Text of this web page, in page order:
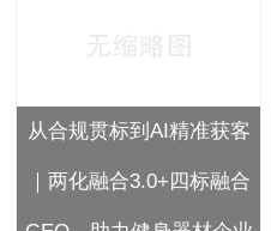
从合规贯标到AI精准获客
｜两化融合3.0+四标融合